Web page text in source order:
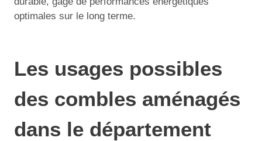
optimales sur le long terme.
Les usages possibles
des combles aménagés
dans le département